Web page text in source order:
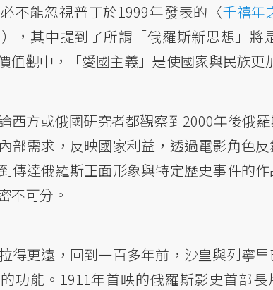
不能忽視普丁於1999年發表的〈千禧年
，其中提到了所謂「俄羅斯新思想」
值觀中，「愛國主義」是使國家與民族更
西方或俄國研究者都觀察到2000年後俄
部需求，反映國家利益，透過電影角色
傳達俄羅斯正面形象與特定歷史事件的
不可分。
得更遠，回到一百多年前，沙皇與列寧
功能。1911年首映的俄羅斯影史首部長